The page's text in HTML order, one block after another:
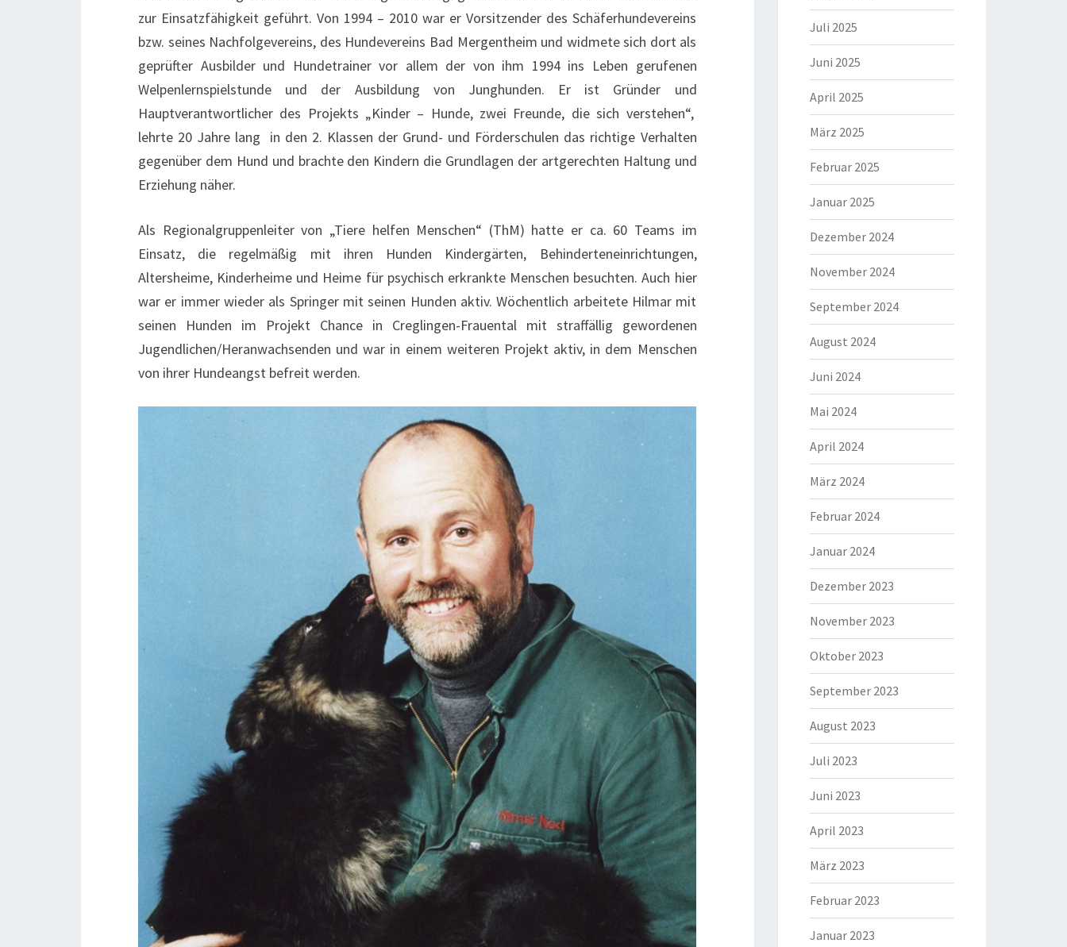
zur Einsatzfähigkeit geführt. Von 1994 – 2010 war er Vorsitzender des Schäferhundevereins
bzw. seines Nachfolgevereins, des Hundevereins Bad Mergentheim und widmete sich dort als
geprüfter Ausbilder und Hundetrainer vor allem der von ihm 1994 ins Leben gerufenen
Welpenlernspielstunde und der Ausbildung von Junghunden. Er ist Gründer und
Hauptverantwortlicher des Projekts „Kinder – Hunde, zwei Freunde, die sich verstehen“,
lehrte 20 Jahre lang in den 2. Klassen der Grund- und Förderschulen das richtige Verhalten
gegenüber dem Hund und brachte den Kindern die Grundlagen der artgerechten Haltung und
Erziehung näher.
Als Regionalgruppenleiter von „Tiere helfen Menschen“ (ThM) hatte er ca. 60 Teams im
Einsatz, die regelmäßig mit ihren Hunden Kindergärten, Behinderteneinrichtungen,
Altersheime, Kinderheime und Heime für psychisch erkrankte Menschen besuchten. Auch hier
war er immer wieder als Springer mit seinen Hunden aktiv. Wöchentlich arbeitete Hilmar mit
seinen Hunden im Projekt Chance in Creglingen-Frauental mit straffällig gewordenen
Jugendlichen/Heranwachsenden und war in einem weiteren Projekt aktiv, in dem Menschen
von ihrer Hundeangst befreit werden.
Juli 2025
Juni 2025
April 2025
März 2025
Februar 2025
Januar 2025
Dezember 2024
November 2024
September 2024
August 2024
Juni 2024
Mai 2024
April 2024
März 2024
Februar 2024
Januar 2024
Dezember 2023
November 2023
Oktober 2023
September 2023
August 2023
Juli 2023
Juni 2023
April 2023
März 2023
Februar 2023
Januar 2023